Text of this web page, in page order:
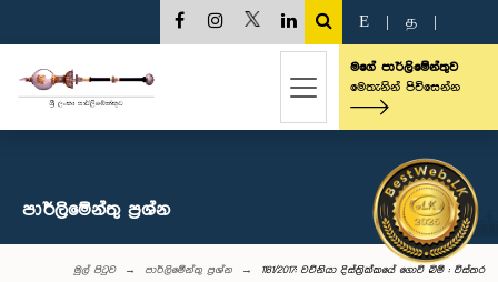
E த
මගේ පාර්ලිමේන්තුව
මෙතැනින් පිවිසෙන්න
පාර්ලි‌මේන්තු‌ ප්‍රශ්න
මුල් පිටුව පාර්ලි‌මේන්තු‌ ප්‍රශ්න 1181/2017: වව්නියා දිස්ත්‍රික්කයේ ගොවි බිම් : විස්තර